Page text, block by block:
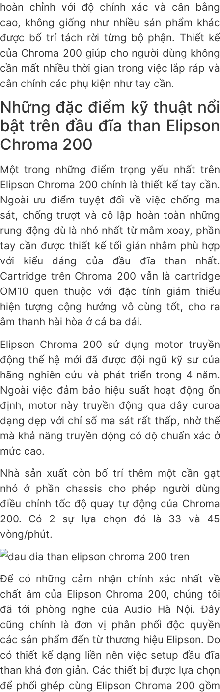
hoàn chỉnh với độ chính xác và cân bằng
cao, không giống như nhiều sản phẩm khác
được bố trí tách rời từng bộ phận. Thiết kế
của Chroma 200 giúp cho người dùng không
cần mất nhiều thời gian trong việc lắp ráp và
cân chỉnh các phụ kiện như tay cần.
Những đặc điểm kỹ thuật nổi
bật trên đầu đĩa than Elipson
Chroma 200
Một trong những điểm trọng yếu nhất trên
Elipson Chroma 200 chính là thiết kế tay cần.
Ngoài ưu điểm tuyệt đối về việc chống ma
sát, chống trượt và cô lập hoàn toàn những
rung động dù là nhỏ nhất từ mâm xoay, phần
tay cần được thiết kế tối giản nhằm phù hợp
với kiểu dáng của đầu đĩa than nhất.
Cartridge trên Chroma 200 vẫn là cartridge
OM10 quen thuộc với đặc tính giảm thiểu
hiện tượng cộng hưởng vô cùng tốt, cho ra
âm thanh hài hòa ở cả ba dải.
Elipson Chroma 200 sử dụng motor truyền
động thế hệ mới đã được đội ngũ kỹ sư của
hãng nghiên cứu và phát triển trong 4 năm.
Ngoài việc đảm bảo hiệu suất hoạt động ổn
định, motor này truyền động qua dây curoa
dạng dẹp với chỉ số ma sát rất thấp, nhờ thế
mà khả năng truyền động có độ chuẩn xác ở
mức cao.
Nhà sản xuất còn bố trí thêm một cần gạt
nhỏ ở phần chassis cho phép người dùng
điều chỉnh tốc độ quay tự động của Chroma
200. Có 2 sự lựa chọn đó là 33 và 45
vòng/phút.
Để có những cảm nhận chính xác nhất về
chất âm của Elipson Chroma 200, chúng tôi
đã tới phòng nghe của Audio Hà Nội. Đây
cũng chính là đơn vị phân phối độc quyền
các sản phẩm đến từ thương hiệu Elipson. Do
có thiết kế dạng liền nên việc setup đầu đĩa
than khá đơn giản. Các thiết bị được lựa chọn
để phối ghép cùng Elipson Chroma 200 gồm